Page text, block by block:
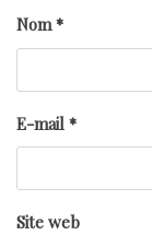
Nom*
E-mail *
Site web